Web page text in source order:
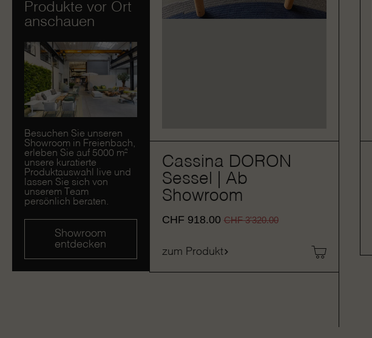
Produkte vor Ort
anschauen
Besuchen Sie unseren
Showroom in Freienbach,
erleben Sie auf 5000 m²
unsere kuratierte
Produktauswahl live und
lassen Sie sich von
unserem Team
persönlich beraten.
Showroom
entdecken
Cassina DORON
Sessel | Ab
Showroom
CHF 918.00 CHF3'320.00
zum Produkt